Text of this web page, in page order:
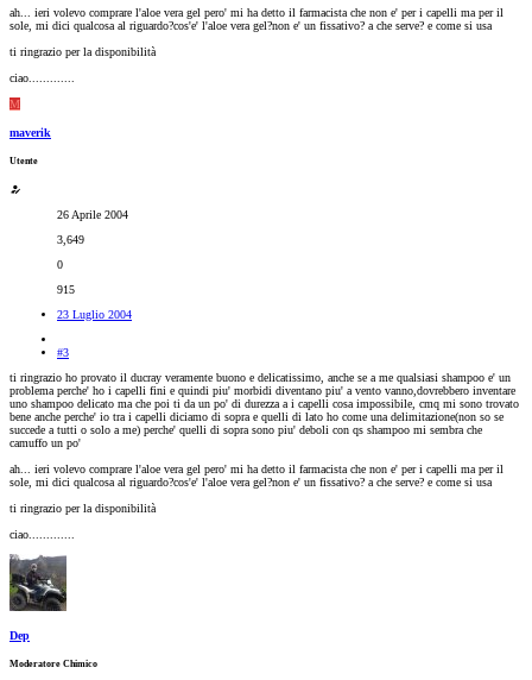
ah... ieri volevo comprare l'aloe vera gel pero' mi ha detto il farmacista che non e' per i capelli ma per il
sole, mi dici qualcosa al riguardo?cos'e' l'aloe vera gel?non e' un fissativo? a che serve? e come si usa
ti ringrazio per la disponibilità
ciao.............
M
maverik
Utente
26 Aprile 2004
3,649
0
915
23 Luglio 2004
#3
ti ringrazio ho provato il ducray veramente buono e delicatissimo, anche se a me qualsiasi shampoo e' un
problema perche' ho i capelli fini e quindi piu' morbidi diventano piu' a vento vanno,dovrebbero inventare
uno shampoo delicato ma che poi ti da un po' di durezza a i capelli cosa impossibile, cmq mi sono trovato
bene anche perche' io tra i capelli diciamo di sopra e quelli di lato ho come una delimitazione(non so se
succede a tutti o solo a me) perche' quelli di sopra sono piu' deboli con qs shampoo mi sembra che
camuffo un po'
ah... ieri volevo comprare l'aloe vera gel pero' mi ha detto il farmacista che non e' per i capelli ma per il
sole, mi dici qualcosa al riguardo?cos'e' l'aloe vera gel?non e' un fissativo? a che serve? e come si usa
ti ringrazio per la disponibilità
ciao.............
Dep
Moderatore Chimico